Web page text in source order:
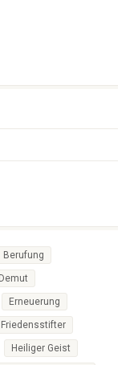
Berufung
Demut
Erneuerung
Friedensstifter
Heiliger Geist